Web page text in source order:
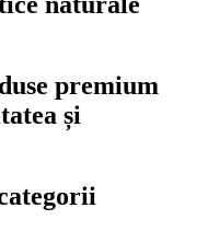
premium
și